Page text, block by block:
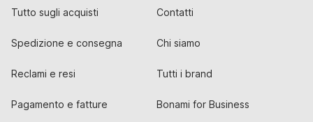
Tutto sugli acquisti
Spedizione e consegna
Reclami e resi
Pagamento e fatture
Contatti
Chi siamo
Tutti i brand
Bonami for Business